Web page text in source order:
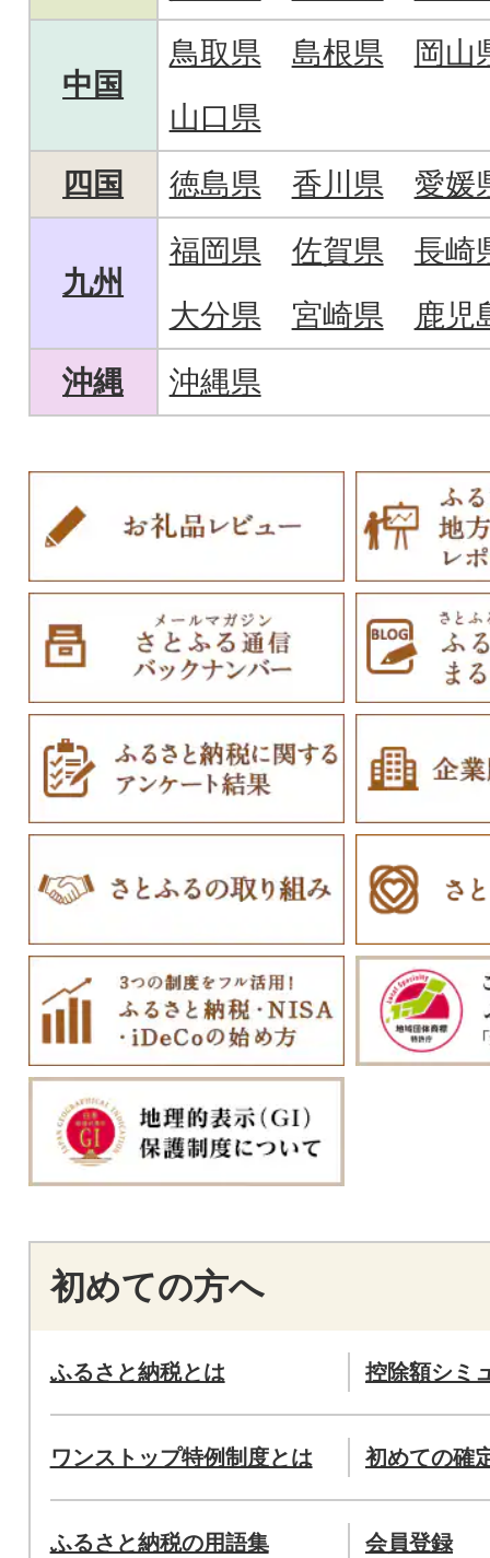
中国
鳥取県 島根県
岡山
山口県
四国
徳島県 香川県 愛媛
九州
福岡県 佐賀県
長崎
大分県
宮崎県
鹿児
沖縄
沖縄県
初めての方へ
ふるさと納税とは 控除額シミ
ワンストップ特例制度とは 初めての確
ふるさと納税の用語集 会員登録